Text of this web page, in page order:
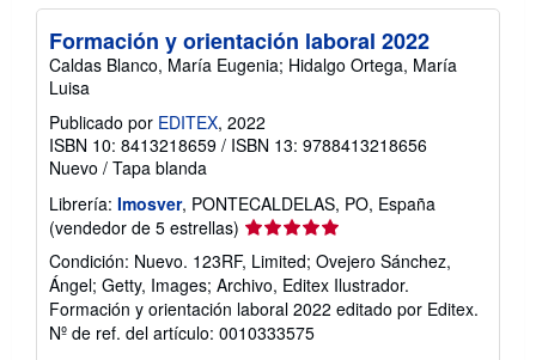
Formación y orientación laboral 2022
Caldas Blanco, María Eugenia; Hidalgo Ortega, María
Luisa
Publicado por EDITEX, 2022
ISBN 10: 8413218659 / ISBN 13: 9788413218656
Nuevo / Tapa blanda
Librería: Imosver, PONTECALDELAS, PO, España
(vendedor de 5 estrellas) Calificación
del
vendedor:
5
de
5
Condición: Nuevo. 123RF, Limited; Ovejero Sánchez,
Ángel; Getty, Images; Archivo, Editex Ilustrador.
Formación y orientación laboral 2022 editado por Editex.
Nº de ref. del artículo: 0010333575